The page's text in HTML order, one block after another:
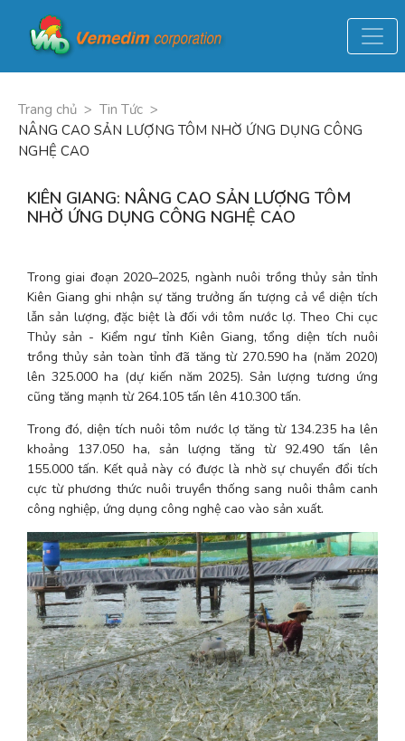
Trang chủ > Tin Tức >
NÂNG CAO SẢN LƯỢNG TÔM NHỜ ỨNG DỤNG CÔNG
NGHỆ CAO
KIÊN GIANG: NÂNG CAO SẢN LƯỢNG TÔM
NHỜ ỨNG DỤNG CÔNG NGHỆ CAO
Trong giai đoạn 2020–2025, ngành nuôi trồng thủy sản tỉnh
Kiên Giang ghi nhận sự tăng trưởng ấn tượng cả về diện tích
lẫn sản lượng, đặc biệt là đối với tôm nước lợ. Theo Chi cục
Thủy sản - Kiểm ngư tỉnh Kiên Giang, tổng diện tích nuôi
trồng thủy sản toàn tỉnh đã tăng từ 270.590 ha (năm 2020)
lên 325.000 ha (dự kiến năm 2025). Sản lượng tương ứng
cũng tăng mạnh từ 264.105 tấn lên 410.300 tấn.
Trong đó, diện tích nuôi tôm nước lợ tăng từ 134.235 ha lên
khoảng 137.050 ha, sản lượng tăng từ 92.490 tấn lên
155.000 tấn. Kết quả này có được là nhờ sự chuyển đổi tích
cực từ phương thức nuôi truyền thống sang nuôi thâm canh
công nghiệp, ứng dụng công nghệ cao vào sản xuất.